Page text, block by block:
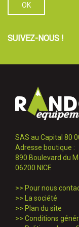
SUIVEZ-NOUS !
SAS au Capital 80
Adresse boutique :
890 Boulevard du
06200 NICE
>> Pour nous
>>
La société
>> Plan du site
>> Conditions